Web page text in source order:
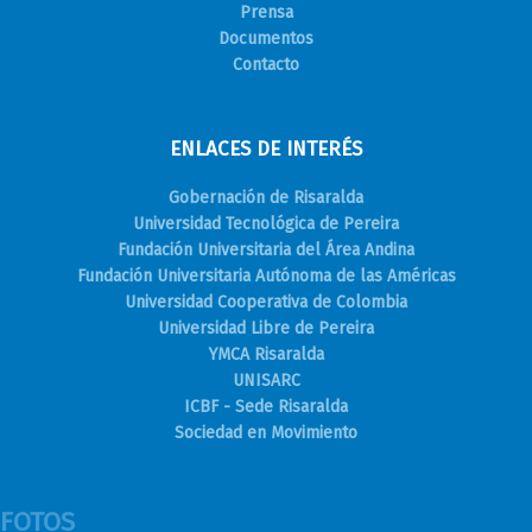
Prensa
Documentos
Contacto
ENLACES DE INTERÉS
Gobernación de Risaralda
Universidad Tecnológica de Pereira
Fundación Universitaria del Área Andina
Fundación Universitaria Autónoma de las Américas
Universidad Cooperativa de Colombia
Universidad Libre de Pereira
YMCA Risaralda
UNISARC
ICBF - Sede Risaralda
Sociedad en Movimiento
FOTOS